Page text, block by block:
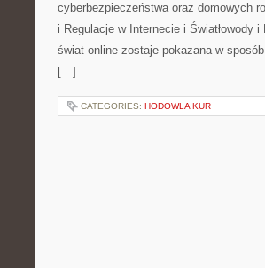
cyberbezpieczeństwa oraz domowych
i Regulacje w Internecie i Światłowody
świat online zostaje pokazana w
[…]
CATEGORIES: HODOWLA KUR